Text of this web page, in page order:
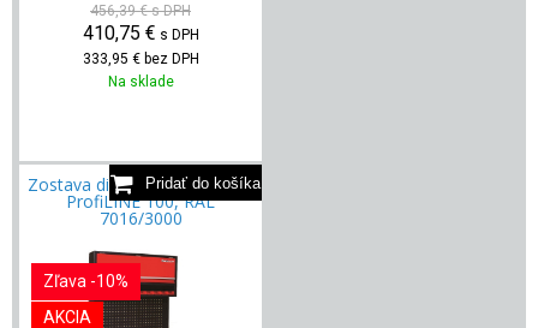
456,39 €s DPH
410,75 € s DPH
333,95 € bez DPH
Na sklade
Zostava dielenského nábytku
ProfiLINE 100, RAL
7016/3000
Zľava -10%
AKCIA